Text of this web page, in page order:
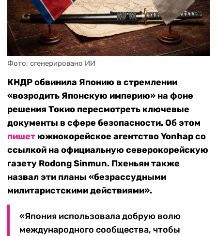
Фото: сгенерировано ИИ
КНДР обвинила Японию в стремлении
«возродить Японскую империю» на фоне
решения Токио пересмотреть ключевые
документы в сфере безопасности. Об этом
пишет южнокорейское агентство Yonhap со
ссылкой на официальную северокорейскую
газету Rodong Sinmun. Пхеньян также
назвал эти планы «безрассудными
милитаристскими действиями».
«Япония использовала добрую волю
международного сообщества, чтобы